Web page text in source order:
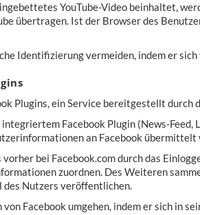
YouTube-Video beinhaltet,
übertragen. Ist der Browser des
Identifizierung vermeiden, indem er
Plugins, ein Service bereitgestellt durch
Facebook Plugin (News-
an Facebook
bei Facebook.com durch das
zuordnen. Des Weiteren
des Nutzers veröffentlichen.
Facebook umgehen, indem er sich in